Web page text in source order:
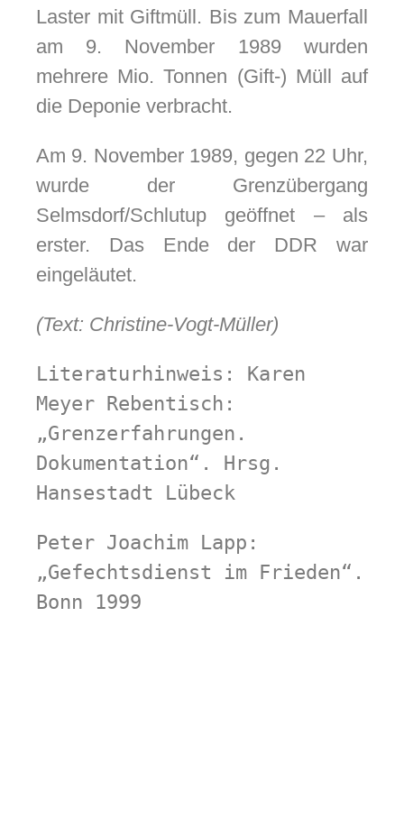
Laster mit Giftmüll. Bis zum Mauerfall
am 9. November 1989 wurden
mehrere Mio. Tonnen (Gift-) Müll auf
die Deponie verbracht.
Am 9. November 1989, gegen 22 Uhr,
wurde der Grenzübergang
Selmsdorf/Schlutup geöffnet – als
erster. Das Ende der DDR war
eingeläutet.
(Text: Christine-Vogt-Müller)
Literaturhinweis: Karen
Meyer Rebentisch:
„Grenzerfahrungen.
Dokumentation“. Hrsg.
Hansestadt Lübeck
Peter Joachim Lapp:
„Gefechtsdienst im Frieden“.
Bonn 1999